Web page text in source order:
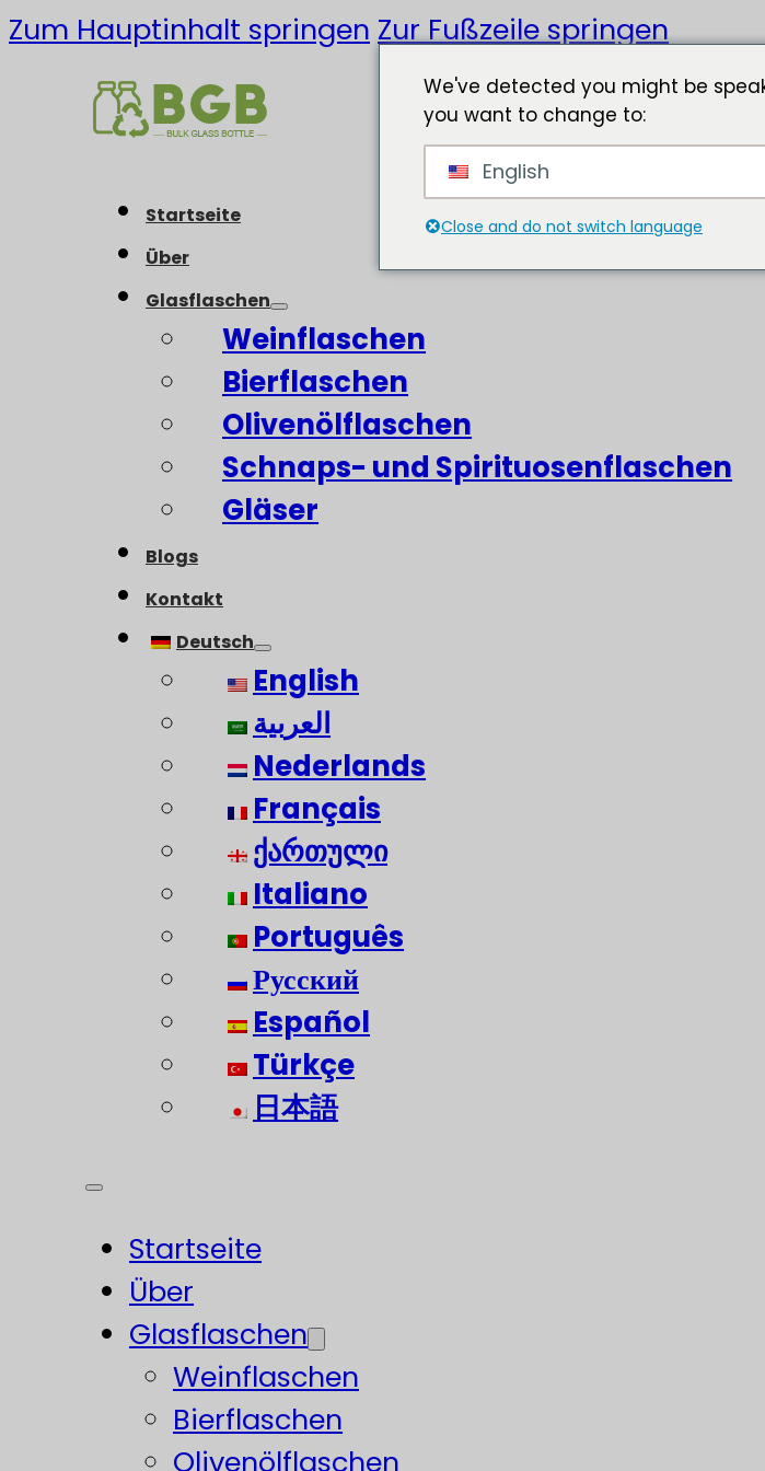
Zum Hauptinhalt springen Zur Fußzeile springen
Startseite
Über
Glasflaschen
Weinflaschen
Bierflaschen
Olivenölflaschen
Schnaps- und Spirituosenflaschen
Gläser
Blogs
Kontakt
Deutsch
English
العربية
Nederlands
Français
ქართული
Italiano
Português
Русский
Español
Türkçe
日本語
Startseite
Über
Glasflaschen
Weinflaschen
Bierflaschen
Olivenölflaschen
We've detected you might be
you want to change to:
English
Close and do not switch language